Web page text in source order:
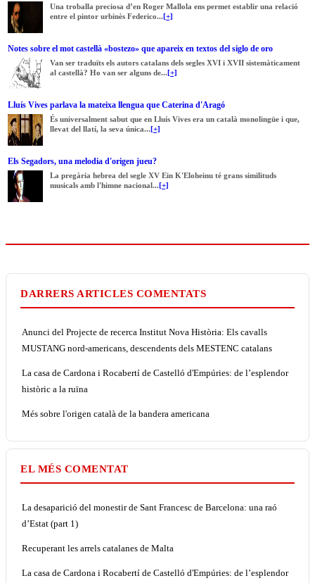
Una troballa preciosa d’en Roger Mallola ens permet establir una relació
entre el pintor urbinès Federico...[+]
Notes sobre el mot castellà «bostezo» que apareix en textos del siglo de oro
Van ser traduïts els autors catalans dels segles XVI i XVII sistemàticament
al castellà? Ho van ser alguns de...[+]
Lluís Vives parlava la mateixa llengua que Caterina d'Aragó
És universalment sabut que en Lluís Vives era un català monolingüe i que,
llevat del llatí, la seva única...[+]
Els Segadors, una melodia d'origen jueu?
La pregària hebrea del segle XV Ein K'Eloheinu té grans similituds
musicals amb l'himne nacional...[+]
DARRERS ARTICLES COMENTATS
Anunci del Projecte de recerca Institut Nova Història: Els cavalls
MUSTANG nord-americans, descendents dels MESTENC catalans
La casa de Cardona i Rocabertí de Castelló d'Empúries: de l’esplendor
històric a la ruïna
Més sobre l'origen català de la bandera americana
EL MÉS COMENTAT
La desaparició del monestir de Sant Francesc de Barcelona: una raó
d’Estat (part 1)
Recuperant les arrels catalanes de Malta
La casa de Cardona i Rocabertí de Castelló d'Empúries: de l’esplendor